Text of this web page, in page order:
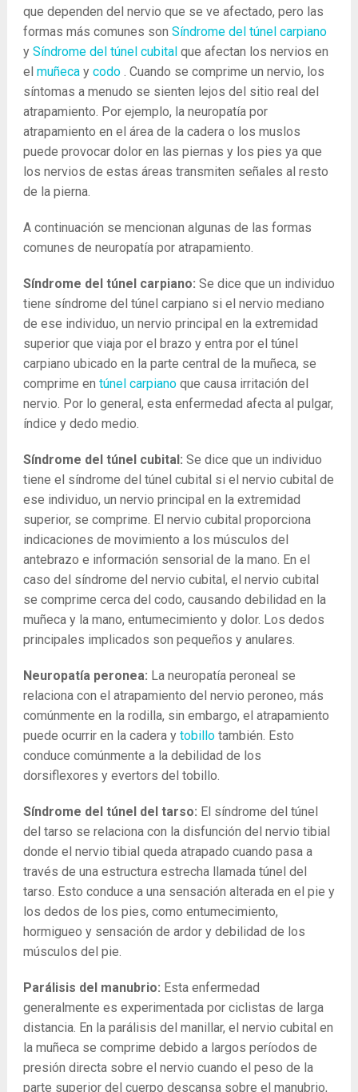
que dependen del nervio que se ve afectado, pero las
formas más comunes son Síndrome del túnel carpiano
y Síndrome del túnel cubital que afectan los nervios en
el muñeca y codo . Cuando se comprime un nervio, los
síntomas a menudo se sienten lejos del sitio real del
atrapamiento. Por ejemplo, la neuropatía por
atrapamiento en el área de la cadera o los muslos
puede provocar dolor en las piernas y los pies ya que
los nervios de estas áreas transmiten señales al resto
de la pierna.
A continuación se mencionan algunas de las formas
comunes de neuropatía por atrapamiento.
Síndrome del túnel carpiano: Se dice que un individuo
tiene síndrome del túnel carpiano si el nervio mediano
de ese individuo, un nervio principal en la extremidad
superior que viaja por el brazo y entra por el túnel
carpiano ubicado en la parte central de la muñeca, se
comprime en túnel carpiano que causa irritación del
nervio. Por lo general, esta enfermedad afecta al pulgar,
índice y dedo medio.
Síndrome del túnel cubital: Se dice que un individuo
tiene el síndrome del túnel cubital si el nervio cubital de
ese individuo, un nervio principal en la extremidad
superior, se comprime. El nervio cubital proporciona
indicaciones de movimiento a los músculos del
antebrazo e información sensorial de la mano. En el
caso del síndrome del nervio cubital, el nervio cubital
se comprime cerca del codo, causando debilidad en la
muñeca y la mano, entumecimiento y dolor. Los dedos
principales implicados son pequeños y anulares.
Neuropatía peronea: La neuropatía peroneal se
relaciona con el atrapamiento del nervio peroneo, más
comúnmente en la rodilla, sin embargo, el atrapamiento
puede ocurrir en la cadera y tobillo también. Esto
conduce comúnmente a la debilidad de los
dorsiflexores y evertors del tobillo.
Síndrome del túnel del tarso: El síndrome del túnel
del tarso se relaciona con la disfunción del nervio tibial
donde el nervio tibial queda atrapado cuando pasa a
través de una estructura estrecha llamada túnel del
tarso. Esto conduce a una sensación alterada en el pie y
los dedos de los pies, como entumecimiento,
hormigueo y sensación de ardor y debilidad de los
músculos del pie.
Parálisis del manubrio: Esta enfermedad
generalmente es experimentada por ciclistas de larga
distancia. En la parálisis del manillar, el nervio cubital en
la muñeca se comprime debido a largos períodos de
presión directa sobre el nervio cuando el peso de la
parte superior del cuerpo descansa sobre el manubrio,